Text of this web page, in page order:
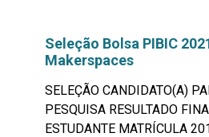
Seleção Bolsa PIBIC
Makerspaces
SELEÇÃO CANDIDATO(A)
PESQUISA RESULTADO
ESTUDANTE MATRÍCULA